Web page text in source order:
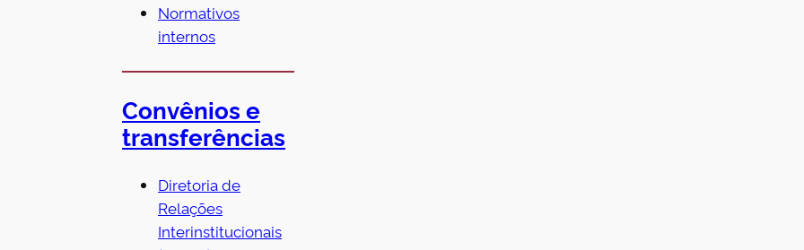
Normativos
internos
Convênios e
transferências
Diretoria de
Relações
Interinstitucionais